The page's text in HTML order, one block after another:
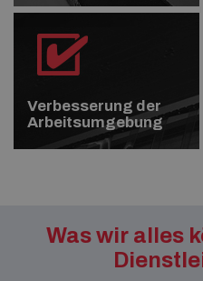
Anfragezentrum
Alles über den Einkauf
Über uns
Verbesserung der
Arbeitsumgebung
Was wir alles